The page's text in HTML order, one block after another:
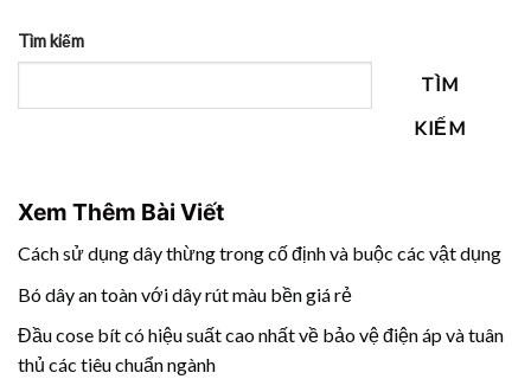
Tìm kiếm
TÌM
KIẾM
Xem Thêm Bài Viết
Cách sử dụng dây thừng trong cố định và buộc các vật dụng
Bó dây an toàn với dây rút màu bền giá rẻ
Đầu cose bít có hiệu suất cao nhất về bảo vệ điện áp và tuân
thủ các tiêu chuẩn ngành